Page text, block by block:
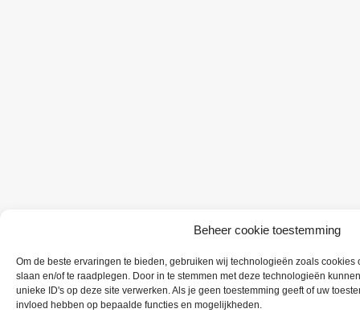
Beheer cookie toestemming
Om de beste ervaringen te bieden, gebruiken wij technologieën zoals cookies
slaan en/of te raadplegen. Door in te stemmen met deze technologieën
unieke ID's op deze site verwerken. Als je geen toestemming geeft of uw
invloed hebben op bepaalde functies en mogelijkheden.